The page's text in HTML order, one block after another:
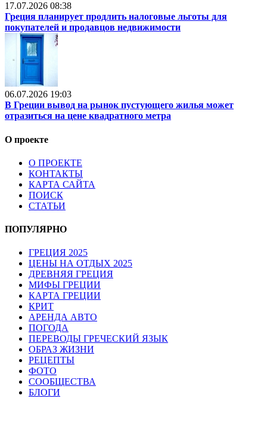
17.07.2026 08:38
Греция планирует продлить налоговые льготы для
покупателей и продавцов недвижимости
06.07.2026 19:03
В Греции вывод на рынок пустующего жилья может
отразиться на цене квадратного метра
О проекте
О ПРОЕКТЕ
КОНТАКТЫ
КАРТА САЙТА
ПОИСК
СТАТЬИ
ПОПУЛЯРНО
ГРЕЦИЯ 2025
ЦЕНЫ НА ОТДЫХ 2025
ДРЕВНЯЯ ГРЕЦИЯ
МИФЫ ГРЕЦИИ
КАРТА ГРЕЦИИ
КРИТ
АРЕНДА АВТО
ПОГОДА
ПЕРЕВОДЫ ГРЕЧЕСКИЙ ЯЗЫК
ОБРАЗ ЖИЗНИ
РЕЦЕПТЫ
ФОТО
СООБЩЕСТВА
БЛОГИ